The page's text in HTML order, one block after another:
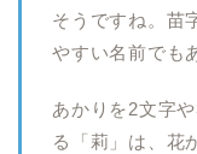
そうですね。苗
やすい名前でも
あかりを2文字
る「莉」は、花